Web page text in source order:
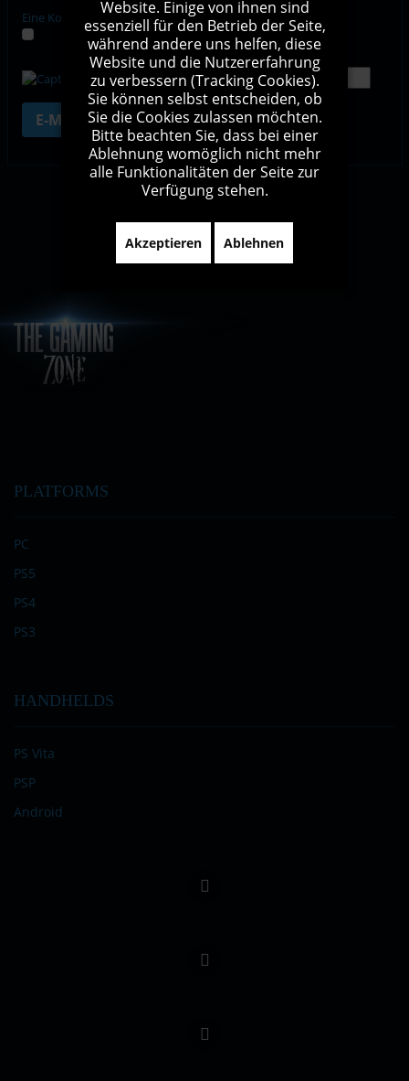
Eine Kopie dieser E-Mail erhalten
Check this box if you are not a human
Give the result of the operation
E-Mail senden
Impressum Kontakt Sitemap
PLATFORMS
PC
PS5
PS4
PS3
HANDHELDS
PS Vita
PSP
Android
Website. Einige von ihnen sind
essenziell für den Betrieb der Seite,
während andere uns helfen, diese
Website und die Nutzererfahrung
zu verbessern (Tracking Cookies).
Sie können selbst entscheiden, ob
Sie die Cookies zulassen möchten.
Bitte beachten Sie, dass bei einer
Ablehnung womöglich nicht mehr
alle Funktionalitäten der Seite zur
Verfügung stehen.
Akzeptieren Ablehnen